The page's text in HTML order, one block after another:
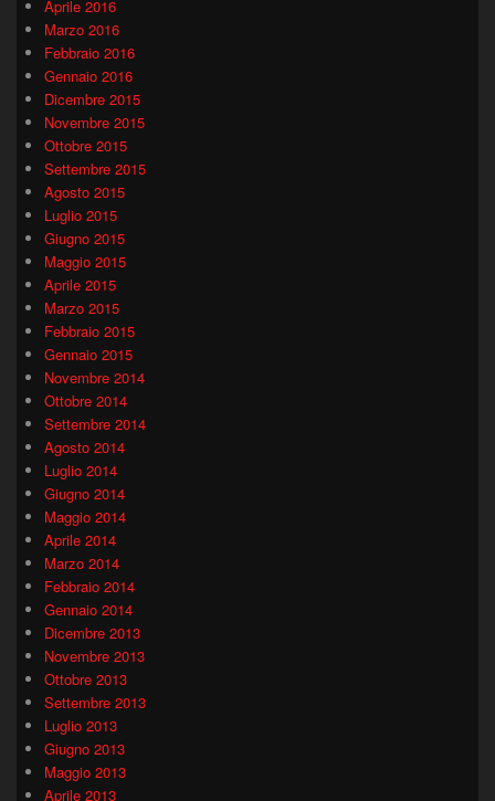
Aprile 2016
Marzo 2016
Febbraio 2016
Gennaio 2016
Dicembre 2015
Novembre 2015
Ottobre 2015
Settembre 2015
Agosto 2015
Luglio 2015
Giugno 2015
Maggio 2015
Aprile 2015
Marzo 2015
Febbraio 2015
Gennaio 2015
Novembre 2014
Ottobre 2014
Settembre 2014
Agosto 2014
Luglio 2014
Giugno 2014
Maggio 2014
Aprile 2014
Marzo 2014
Febbraio 2014
Gennaio 2014
Dicembre 2013
Novembre 2013
Ottobre 2013
Settembre 2013
Luglio 2013
Giugno 2013
Maggio 2013
Aprile 2013